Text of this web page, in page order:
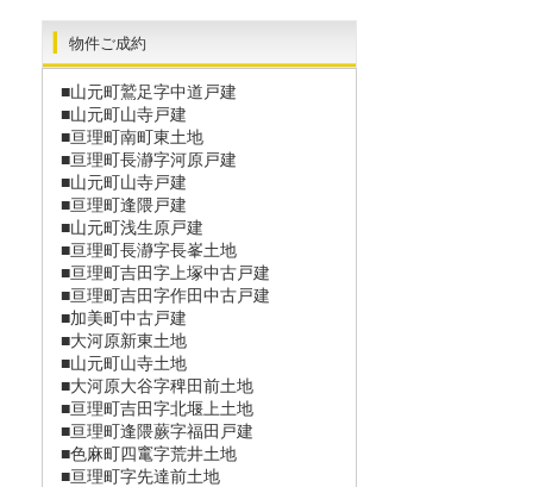
物件ご成約
■山元町鷲足字中道戸建
■山元町山寺戸建
■亘理町南町東土地
■亘理町長瀞字河原戸建
■山元町山寺戸建
■亘理町逢隈戸建
■山元町浅生原戸建
■亘理町長瀞󠄀字長峯土地
■亘理町吉田字上塚中古戸建
■亘理町吉田字作田中古戸建
■加美町中古戸建
■大河原新東土地
■山元町山寺土地
■大河原大谷字稗田前土地
■亘理町吉田字北堰上土地
■亘理町逢隈蕨字福田戸建
■色麻町四竃字荒井土地
■亘理町字先達前土地